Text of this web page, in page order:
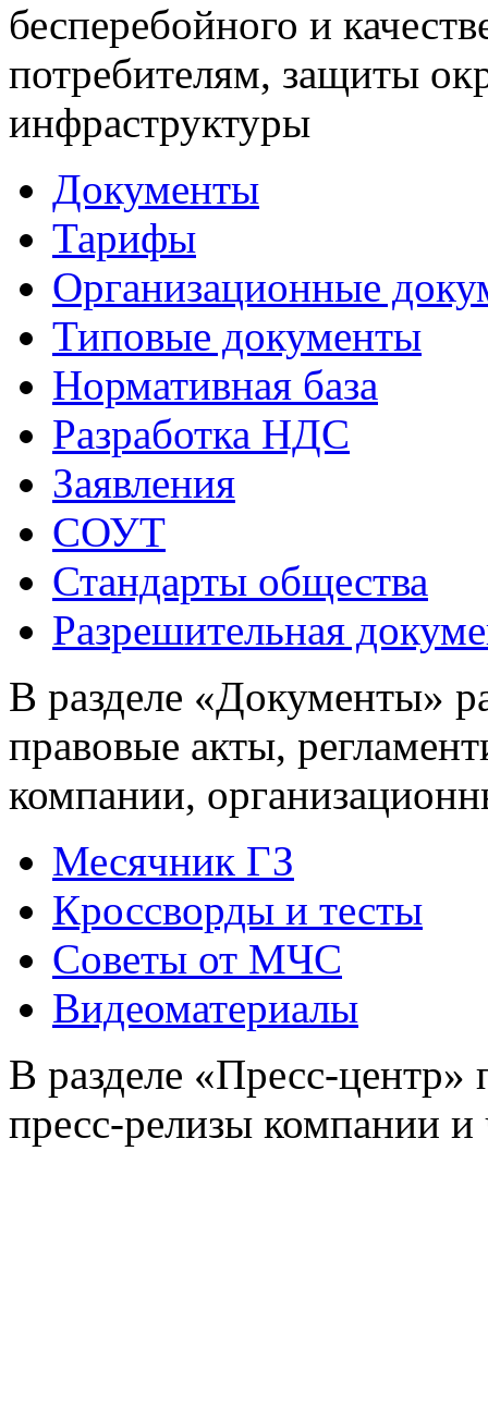
бесперебойного и
потребителям, защиты
инфраструктуры
Документы
Тарифы
Организационные
Типовые документы
Нормативная база
Разработка НДС
Заявления
СОУТ
Стандарты общества
Разрешительная
В разделе «Документы»
правовые акты,
компании,
Месячник ГЗ
Кроссворды и тесты
Советы от МЧС
Видеоматериалы
В разделе «Пресс-
пресс-релизы компании и